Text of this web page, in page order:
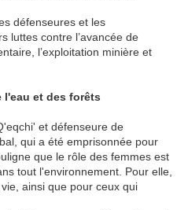
défenseures et les
luttes contre l’avancée de
l’exploitation minière et
l'eau et des forêts
et défenseure de
qui a été emprisonnée pour
que le rôle des femmes est
tout l'environnement. Pour elle,
ainsi que pour ceux qui